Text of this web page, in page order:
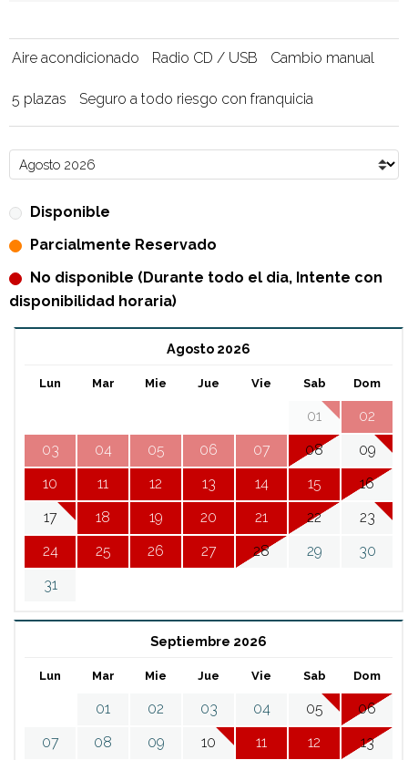
Aire acondicionado Radio CD / USB Cambio manual
5 plazas Seguro a todo riesgo con franquicia
Disponible
Parcialmente Reservado
No disponible (Durante todo el dia, Intente con
disponibilidad horaria)
Agosto 2026
Lun Mar Mie Jue Vie Sab Dom
01
02
03
04 05 06 07 08
09
10
11 12 13 14 15
16
17
18 19 20 21 22
23
24
25 26 27 28 29
30
31
Septiembre 2026
Lun Mar Mie Jue Vie Sab Dom
01 02 03 04 05
06
07
08 09 10 11 12
13